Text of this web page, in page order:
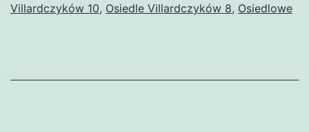
Villardczyków 10, Osiedle Villardczyków 8, Osiedlowe